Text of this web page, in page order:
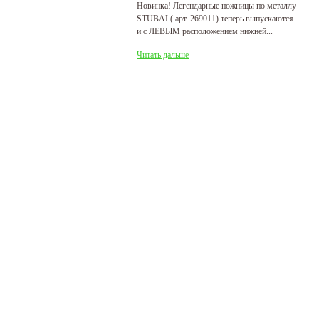
Новинка! Легендарные ножницы по металлу
STUBAI ( арт. 269011) теперь выпускаются
и с ЛЕВЫМ расположением нижней...
Читать дальше